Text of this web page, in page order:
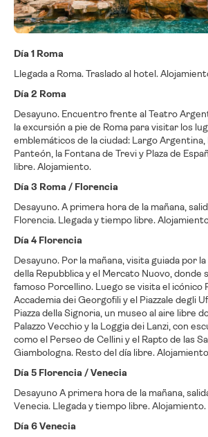
Día 1 Roma
Llegada a Roma. Traslado al hotel.
Día 2 Roma
Desayuno. Encuentro frente al Teatro
la excursión a pie de Roma para visitar los
emblemáticos de la ciudad: Largo Argentina,
Panteón, la Fontana de Trevi y Plaza de
libre. Alojamiento.
Día 3 Roma / Florencia
Desayuno. A primera hora de la mañana,
Florencia. Llegada y tiempo libre.
Día 4 Florencia
Desayuno. Por la mañana, visita guiada por la
della Repubblica y el Mercato Nuovo, donde
famoso Porcellino. Luego se visita el icónico
Accademia dei Georgofili y el Piazzale degli
Piazza della Signoria, un museo al aire libre
Palazzo Vecchio y la Loggia dei Lanzi, con
como el Perseo de Cellini y el Rapto de las
Giambologna. Resto del día libre.
Día 5 Florencia / Venecia
Desayuno A primera hora de la mañana,
Venecia. Llegada y tiempo libre. Alojamiento.
Día 6 Venecia